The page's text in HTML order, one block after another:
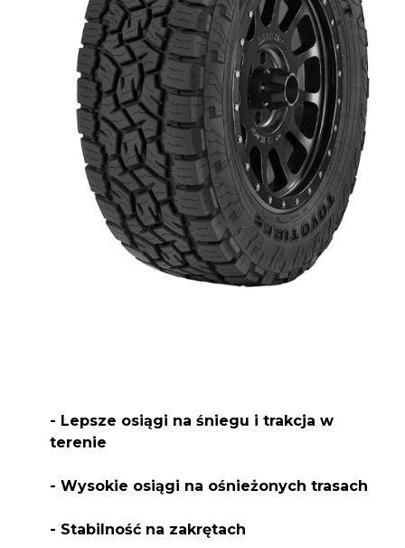
- Lepsze osiągi na śniegu i trakcja w
terenie
- Wysokie osiągi na ośnieżonych trasach
- Stabilność na zakrętach